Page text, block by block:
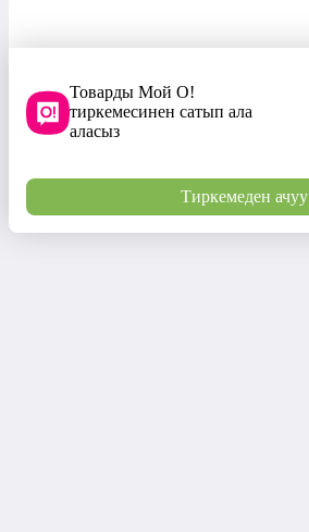
Товарды Мой О!
тиркемесинен сатып ала
аласыз
Тиркемеден ачуу